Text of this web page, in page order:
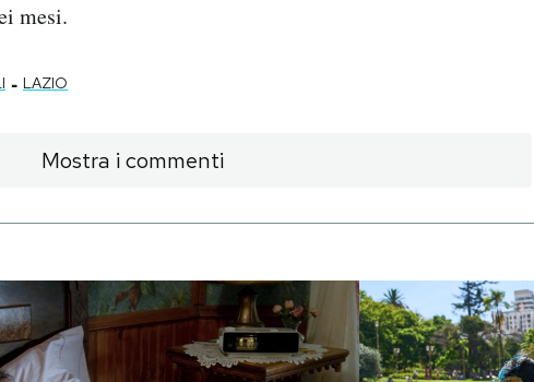
mesi.
- LAZIO
Mostra i commenti